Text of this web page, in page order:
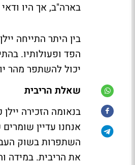
בארה"ב, אך היו
בין היתר התייחה
הפד ופעולותיו.
יכול להשתפר מהר
שאלת הריבית
בנאומה הזכירה
אנחנו עדיין
את הריבית. במידה